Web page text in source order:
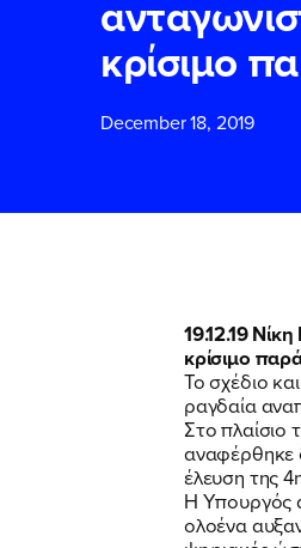
κρίσιμο
December 18, 2019
19.12.19
κρίσιμο
Το σχέδιο
ραγδαία
Στο πλαίσιο
αναφέρθηκε
έλευση της
Η Υπουργός
ολοένα